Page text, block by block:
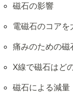
磁石の影響
電磁石のコアを
痛みのための磁
X線で磁石はど
磁石による減量